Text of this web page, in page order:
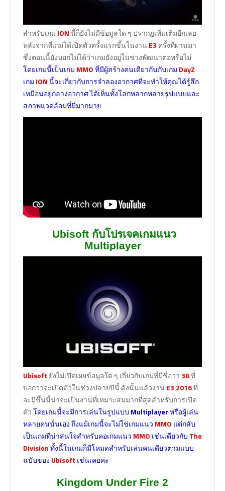
สำหรับเกม IONนี้ก็ยังไม่มีข้อมูลใด ๆ ปรากฏเพิ่มเติมอีกเลย
หลังจากที่เกมได้เปิดตัวครั้งแรกขึ้นในงาน E3 ครั้งที่ผ่านมา
ซึ่งตอนนี้ยังบอกไม่ได้ว่าเกมยังอยู่ในช่วงพัฒนาต่อหรือไม่
โดยเกมนี้เป็นเกม MMOที่มีผู้สร้างคนเดียวกันกับเกม DayZ
เกม IONนี้จะเกี่ยวกับการจำลองอวกาศที่จะทำให้คุณได้รู้สึก
เหมือนอยู่กลางอวกาศ ได้เห็นทั้งโลกหลากหลายรูปแบบและ
สภาพแวดล้อมที่มีมากมาย
Ubisoftกับโปรเจคเกมแนว
Multiplayer
Ubisoft ยังไม่เปิดเผยข้อมูลใด ๆ เกี่ยวกับเกมที่มีชื่อว่า 3Aที่
บอกว่าจะเปิดตัวในช่วงปลายปีนี้ ดังนั้นแล้วงาน E3 2016ที่
จะมีขึ้นนี้น่าจะเป็นงานที่เหมาะสมมากที่สุดสำหรับการเปิด
ตัวโดยเกมนี้จะมีการเล่นในรูปแบบ Multiplayerหรือผู้เล่น
หลายคนนั่นเอง ถึงแม้เกมนี้จะไม่ใช่เกมแนว MMO แต่กลับ
เป็นเกมที่น่าสนใจสำหรับคอเกมแนว MMO เช่นเดียวกับ The
Divisionทั้งนี้ในเกมก็มีโหมดสำหรับเล่นคนเดียวตามแบบ
ฉบับของ Ubisoft เช่นเคยค่ะ
Kingdom Under Fire 2